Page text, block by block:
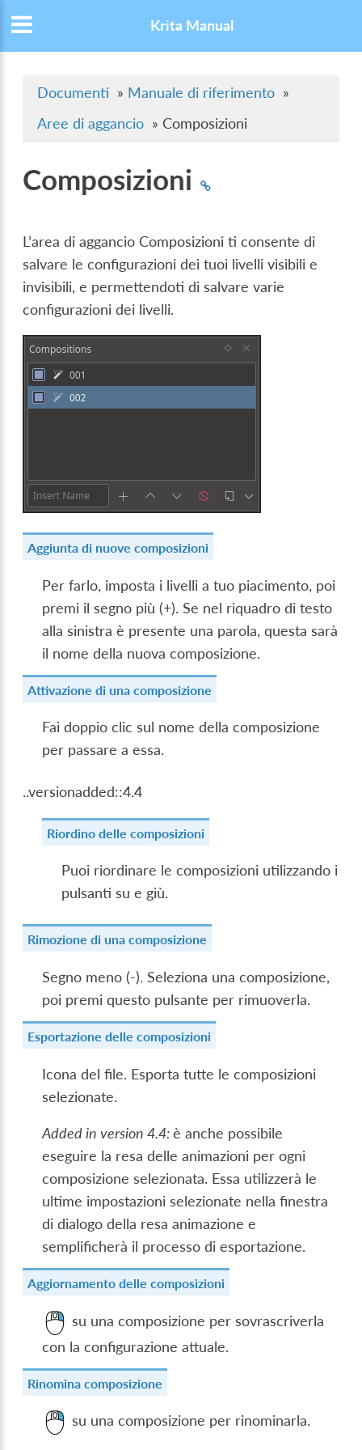
Krita Manual
Documenti » Manuale di riferimento »
Aree di aggancio » Composizioni
Composizioni
L’area di aggancio Composizioni ti consente di
salvare le configurazioni dei tuoi livelli visibili e
invisibili, e permettendoti di salvare varie
configurazioni dei livelli.
Aggiunta di nuove composizioni
Per farlo, imposta i livelli a tuo piacimento, poi
premi il segno più (+). Se nel riquadro di testo
alla sinistra è presente una parola, questa sarà
il nome della nuova composizione.
Attivazione di una composizione
Fai doppio clic sul nome della composizione
per passare a essa.
..versionadded::4.4
Riordino delle composizioni
Puoi riordinare le composizioni utilizzando i
pulsanti su e giù.
Rimozione di una composizione
Segno meno (-). Seleziona una composizione,
poi premi questo pulsante per rimuoverla.
Esportazione delle composizioni
Icona del file. Esporta tutte le composizioni
selezionate.
Added in version 4.4:è anche possibile
eseguire la resa delle animazioni per ogni
composizione selezionata. Essa utilizzerà le
ultime impostazioni selezionate nella finestra
di dialogo della resa animazione e
semplificherà il processo di esportazione.
Aggiornamento delle composizioni
su una composizione per sovrascriverla
con la configurazione attuale.
Rinomina composizione
su una composizione per rinominarla.